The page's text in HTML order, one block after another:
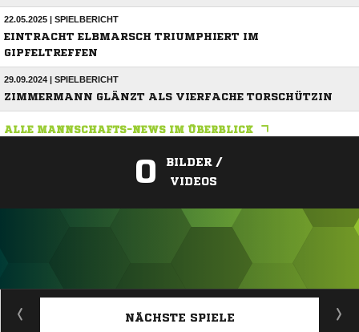
22.05.2025 | SPIELBERICHT
EINTRACHT ELBMARSCH TRIUMPHIERT IM
GIPFELTREFFEN
29.09.2024 | SPIELBERICHT
ZIMMERMANN GLÄNZT ALS VIERFACHE TORSCHÜTZIN
ALLE MANNSCHAFTS-NEWS IM ÜBERBLICK
0
BILDER /
VIDEOS
ANZEIGE
NÄCHSTE SPIELE